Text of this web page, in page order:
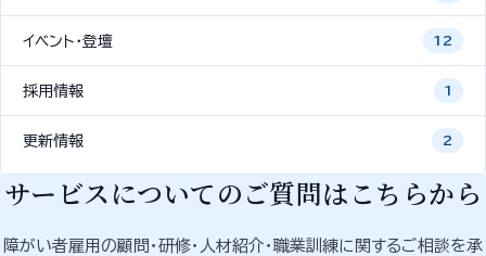
イベント・登壇 12
採用情報 1
更新情報 2
サービスについてのご質問はこちらから
障がい者雇用の顧問・研修・人材紹介・職業訓練に関するご相談を承